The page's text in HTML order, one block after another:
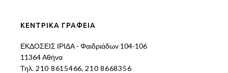
ΚΕΝΤΡΙΚΑ ΓΡΑΦΕΙΑ
ΕΚΔΟΣΕΙΣ ΙΡΙΔΑ - Φαιδριάδων 104-106
11364 Αθήνα
Τηλ. 210 8615466, 210 8668356